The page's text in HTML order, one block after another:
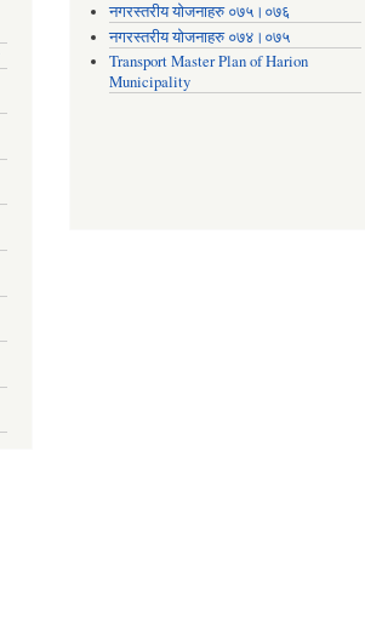
नगरस्तरीय योजनाहरु ०७५।०७६
नगरस्तरीय योजनाहरु ०७४।०७५
Transport Master Plan of Harion
Municipality